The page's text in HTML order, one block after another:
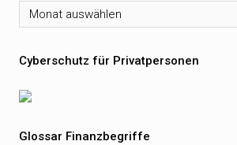
Archiv
Cyberschutz für Privatpersonen
Glossar Finanzbegriffe